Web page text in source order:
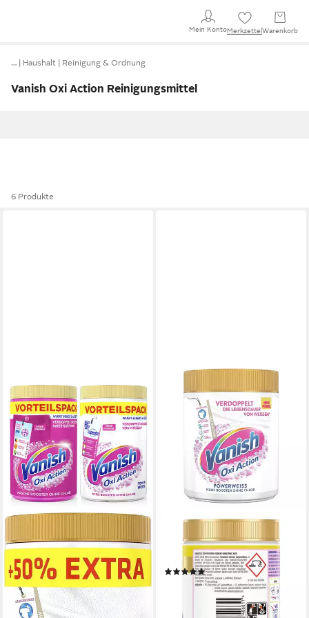
Mein KontoMerkzettel Warenkorb
… Haushalt Reinigung & Ordnung
Vanish Oxi Action Reinigungsmittel
6 Produkte
Oxi Action Pulver Powerweiss
Fleckentferner (ohne Chlor)
(2)
(14,71 €/ 1 kg)
lieferbar - in 2-3 Werktagen bei dir